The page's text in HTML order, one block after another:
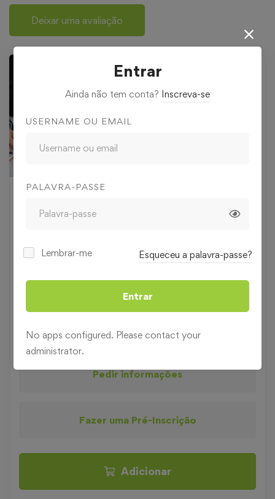
Deixar uma avaliação
314,00 €
Todos os níveis
Pedir informações
Fazer uma Pré-Inscrição
Adicionar
Entrar
Ainda não tem conta? Inscreva-se
USERNAME OU EMAIL
PALAVRA-PASSE
Lembrar-me Esqueceu a palavra-passe?
Entrar
No apps configured. Please contact your
administrator.